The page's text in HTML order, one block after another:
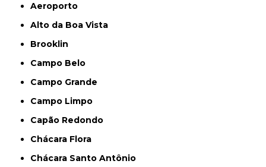
Aeroporto
Alto da Boa Vista
Brooklin
Campo Belo
Campo Grande
Campo Limpo
Capão Redondo
Chácara Flora
Chácara Santo Antônio